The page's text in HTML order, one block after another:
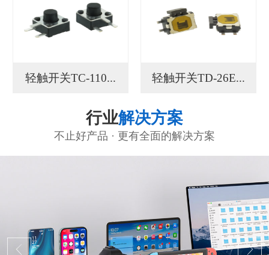
轻触开关TC-110... 轻触开关TD-26E...
行业解决方案
不止好产品 · 更有全面的解决方案